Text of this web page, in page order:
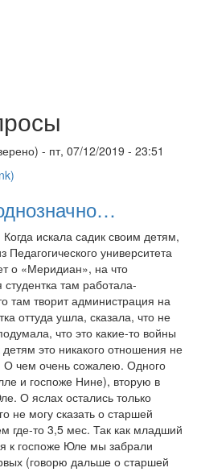
- пт, 07/12/2019 - 23:51
искала садик своим детям,
университета
о «Меридиан», на что
там работала-
там творит администрация на
оттуда ушла, сказала, что не
что это какие-то войны
это никакого отношения не
О чем очень сожалею. Одного
и госпоже Нине), вторую в
О яслах остались только
не могу сказать о старшей
где-то 3,5 мес. Так как младший
к госпоже Юле мы забрали
(говорю дальше о старшей